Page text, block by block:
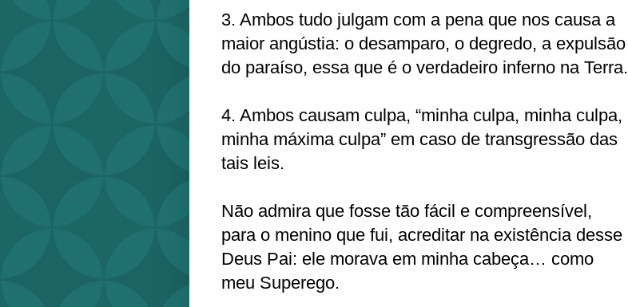
3. Ambos tudo julgam com a pena que nos causa a
maior angústia: o desamparo, o degredo, a expulsão
do paraíso, essa que é o verdadeiro inferno na Terra.
4. Ambos causam culpa, “minha culpa, minha culpa,
minha máxima culpa” em caso de transgressão das
tais leis.
Não admira que fosse tão fácil e compreensível,
para o menino que fui, acreditar na existência desse
Deus Pai: ele morava em minha cabeça… como
meu Superego.